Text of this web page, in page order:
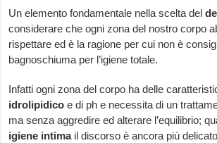
Un elemento fondamentale nella scelta del
considerare che ogni zona del nostro corpo
rispettare ed è la ragione per cui non è
bagnoschiuma per l’igiene totale.
Infatti ogni zona del corpo ha delle
idrolipidico e di ph e necessita di un
ma senza aggredire ed alterare l’equilibrio;
igiene intimail discorso è ancora più